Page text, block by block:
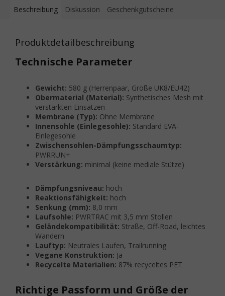
Beschreibung Diskussion Geschenkgutscheine
Produktdetailbeschreibung
Technische Parameter
Gewicht: 580 g (Herrenpaar, Größe UK8/EU42)
Obermaterial (Material): Synthetisches Mesh mit
verstärkten Einsätzen
Membrane (Typ): Ohne Membrane
Innensohle (Einlegesohle): Standard EVA-
Einlegesohle
Zwischensohlen-Dämpfungsschaumtyp:
PWRRUN+
Verstärkung: minimal (keine mediale Stütze)
Dämpfungsniveau: hoch
Reaktionsfähigkeit: hoch
Senkung (mm): 8,0 mm
Laufsohle: PWRTRAC mit 3,5 mm Stollen
Geländekompatibilität: Straße, Off-Road, leichtes
Wandern
Lauftyp: Neutrales Laufen, Trailrunning
Vegane Konstruktion: Ja
Recycelte Materialien: 87% recyceltes PET
Richtige Passform und Größe der